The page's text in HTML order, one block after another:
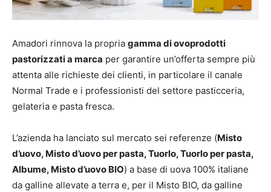
Amadori rinnova la propria gamma di ovoprodotti
pastorizzati a marca per garantire un’offerta sempre più
attenta alle richieste dei clienti, in particolare il canale
Normal Trade e i professionisti del settore pasticceria,
gelateria e pasta fresca.
L’azienda ha lanciato sul mercato sei referenze (Misto
d’uovo, Misto d’uovo per pasta, Tuorlo, Tuorlo per pasta,
Albume, Misto d’uovo BIO) a base di uova 100% italiane
da galline allevate a terra e, per il Misto BIO, da galline